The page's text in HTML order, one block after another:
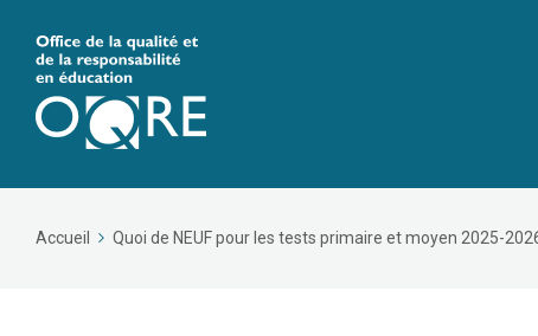
Accueil Quoi de NEUF pour les tests primaire et moyen 2025-